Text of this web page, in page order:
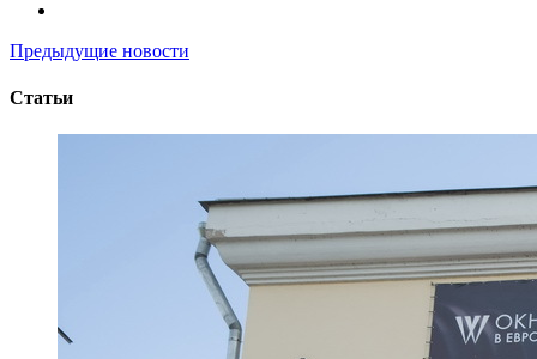
Предыдущие новости
Статьи